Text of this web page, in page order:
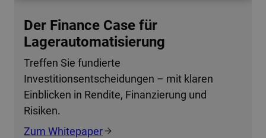
Der Finance Case für
Lagerautomatisierung
Treffen Sie fundierte
Investitionsentscheidungen – mit klaren
Einblicken in Rendite, Finanzierung und
Risiken.
Zum Whitepaper